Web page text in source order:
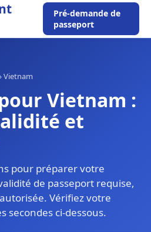
Pré-demande de
passeport
›Vietnam
Vietnam :
et
pour préparer votre
de passeport requise,
Vérifiez votre
secondes ci-dessous.